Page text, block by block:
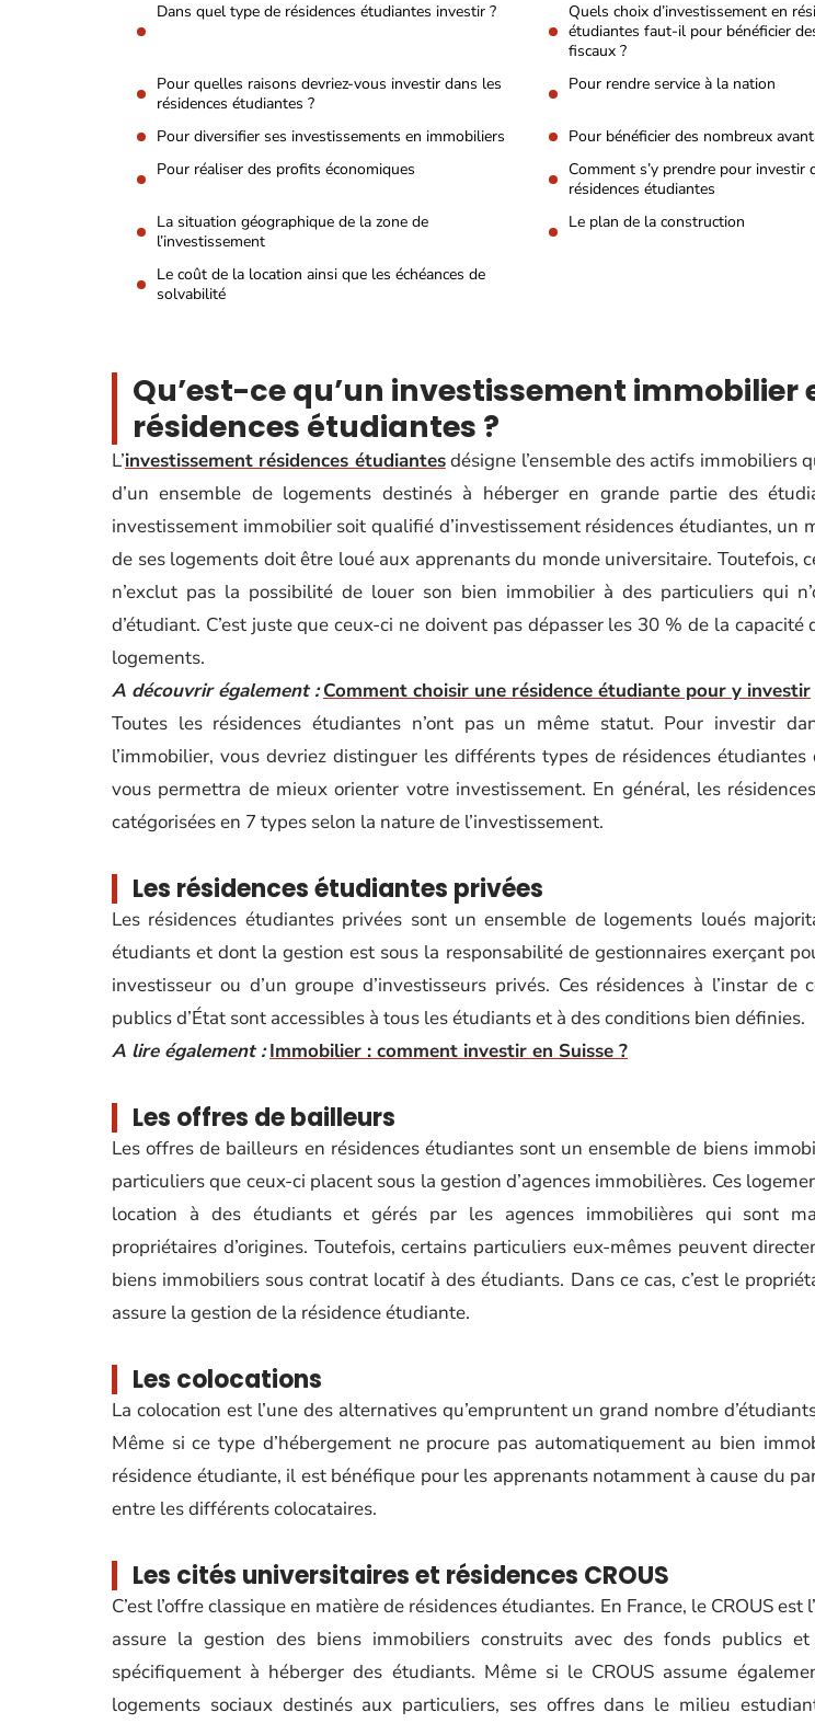
Dans quel type de résidences étudiantes investir ?
Quels choix d’investissement en
étudiantes faut-il pour bénéficier
fiscaux ?
Pour quelles raisons devriez-vous investir dans les
résidences étudiantes ?
Pour rendre service à la nation
Pour diversifier ses investissements en immobiliers
Pour bénéficier des nombreux
Pour réaliser des profits économiques
Comment s’y prendre pour investir
résidences étudiantes
La situation géographique de la zone de
l’investissement
Le plan de la construction
Le coût de la location ainsi que les échéances de
solvabilité
Qu’est-ce qu’un investissement immobilier
résidences étudiantes ?
L’investissement résidences étudiantesdésigne l’ensemble des actifs immobiliers
d’un ensemble de logements destinés à héberger en grande partie des
investissement immobilier soit qualifié d’investissement résidences étudiantes, un
de ses logements doit être loué aux apprenants du monde universitaire. Toutefois,
n’exclut pas la possibilité de louer son bien immobilier à des particuliers qui
d’étudiant. C’est juste que ceux-ci ne doivent pas dépasser les 30 % de la capacité
logements.
A découvrir également : Comment choisir une résidence étudiante pour y investir
Toutes les résidences étudiantes n’ont pas un même statut. Pour investir
l’immobilier, vous devriez distinguer les différents types de résidences étudiantes
vous permettra de mieux orienter votre investissement. En général, les
catégorisées en 7 types selon la nature de l’investissement.
Les résidences étudiantes privées
Les résidences étudiantes privées sont un ensemble de logements loués
étudiants et dont la gestion est sous la responsabilité de gestionnaires exerçant
investisseur ou d’un groupe d’investisseurs privés. Ces résidences à l’instar de
publics d’État sont accessibles à tous les étudiants et à des conditions bien définies.
A lire également : Immobilier : comment investir en Suisse ?
Les offres de bailleurs
Les offres de bailleurs en résidences étudiantes sont un ensemble de biens
particuliers que ceux-ci placent sous la gestion d’agences immobilières. Ces
location à des étudiants et gérés par les agences immobilières qui sont
propriétaires d’origines. Toutefois, certains particuliers eux-mêmes peuvent
biens immobiliers sous contrat locatif à des étudiants. Dans ce cas, c’est le
assure la gestion de la résidence étudiante.
Les colocations
La colocation est l’une des alternatives qu’empruntent un grand nombre
Même si ce type d’hébergement ne procure pas automatiquement au bien
résidence étudiante, il est bénéfique pour les apprenants notamment à cause du
entre les différents colocataires.
Les cités universitaires et résidences CROUS
C’est l’offre classique en matière de résidences étudiantes. En France, le CROUS est
assure la gestion des biens immobiliers construits avec des fonds publics
spécifiquement à héberger des étudiants. Même si le CROUS assume
logements sociaux destinés aux particuliers, ses offres dans le milieu